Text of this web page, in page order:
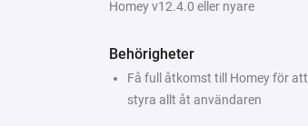
Homey v12.4.0 eller nyare
Behörigheter
Få full åtkomst till Homey för att
styra allt åt användaren